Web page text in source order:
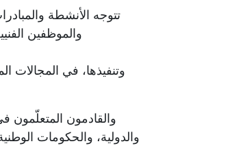
تتوجه الأنشطة
والموظفين
وتنفيذها، في المجالات
والقادمون
والدولية، والحكومات